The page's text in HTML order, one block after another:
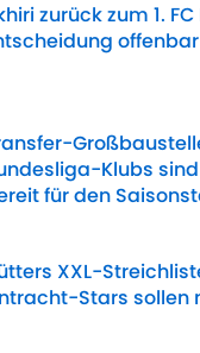
zurück zum 1. FC
by on Invalid Date
Klubs
für den
by on Invalid Date
XXL-
Stars sollen
by on Invalid Date